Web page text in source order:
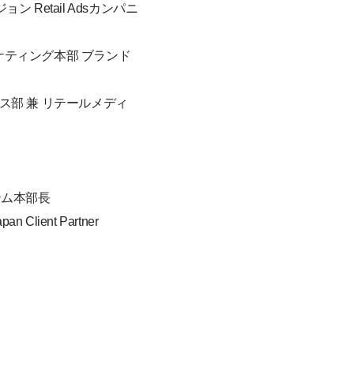
ョン Retail Adsカンパニ
ィング本部 ブランド
部 兼 リテールメディ
本部長
Client Partner